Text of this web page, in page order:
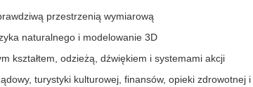
przestrzenią wymiarową
naturalnego i modelowanie 3D
kształtem, odzieżą, dźwiękiem i systemami akcji
turystyki kulturowej, finansów, opieki zdrowotnej